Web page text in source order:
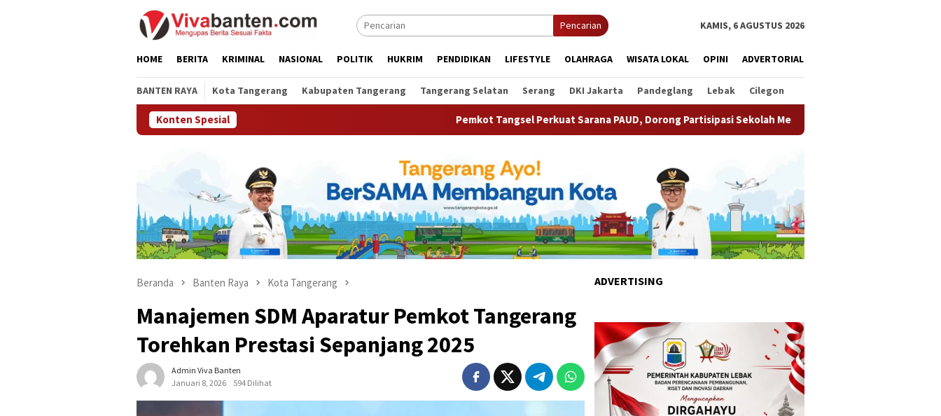
Pencarian KAMIS, 6 AGUSTUS 2026
HOME BERITA KRIMINAL NASIONAL POLITIK HUKRIM PENDIDIKAN LIFESTYLE OLAHRAGA WISATA LOKAL OPINI ADVERTORIAL
BANTEN RAYA Kota Tangerang Kabupaten Tangerang Tangerang Selatan Serang DKI Jakarta Pandeglang Lebak Cilegon
Konten Spesial Pemkot Tangsel Perkuat Sarana PAUD, Dorong Partisipasi Sekolah Meningkat Pemkot Tangsel Matangkan
Beranda Banten Raya Kota Tangerang
Manajemen SDM Aparatur Pemkot Tangerang
Torehkan Prestasi Sepanjang 2025
Admin Viva Banten
Januari 8, 2026
594 Dilihat
ADVERTISING